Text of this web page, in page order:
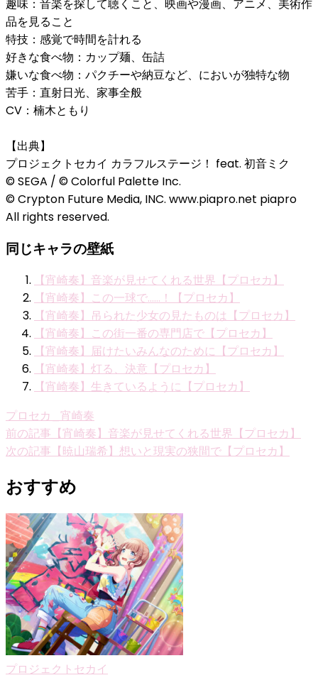
趣味：音楽を探して聴くこと、映画や漫画、アニメ、美術作
品を見ること
特技：感覚で時間を計れる
好きな食べ物：カップ麺、缶詰
嫌いな食べ物：パクチーや納豆など、においが独特な物
苦手：直射日光、家事全般
CV：楠木ともり
【出典】
プロジェクトセカイ カラフルステージ！ feat. 初音ミク
© SEGA / © Colorful Palette Inc.
© Crypton Future Media, INC. www.piapro.net piapro
All rights reserved.
同じキャラの壁紙
【宵崎奏】音楽が見せてくれる世界【プロセカ】
【宵崎奏】この一球で……！【プロセカ】
【宵崎奏】吊られた少女の見たものは【プロセカ】
【宵崎奏】この街一番の専門店で【プロセカ】
【宵崎奏】届けたいみんなのために【プロセカ】
【宵崎奏】灯る、決意【プロセカ】
【宵崎奏】生きているように【プロセカ】
プロセカ_宵崎奏
投
稿
ナ
ビ
ゲ
ー
シ
ョ
ン
前の記事 【宵崎奏】音楽が見せてくれる世界【プロセカ】
次の記事 【暁山瑞希】想いと現実の狭間で【プロセカ】
おすすめ
プロジェクトセカイ